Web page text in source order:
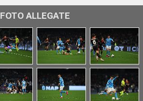
FOTO ALLEGATE